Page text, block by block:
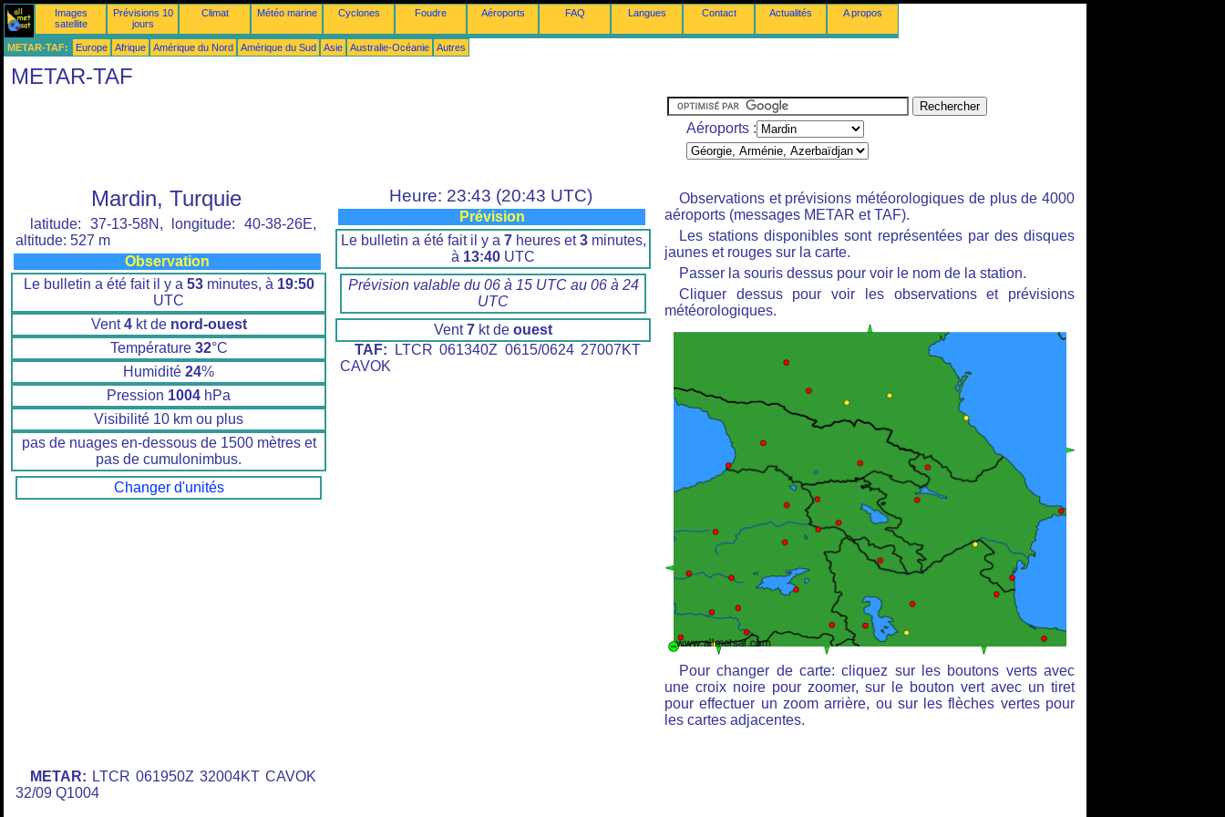
Images
satellite
Prévisions 10
jours
Climat Météo marine Cyclones Foudre Aéroports FAQ Langues Contact Actualités A propos
METAR-TAF: Europe Afrique Amérique du Nord Amérique du Sud Asie Australie-Océanie Autres
METAR-TAF
Aéroports :
Mardin, Turquie
latitude: 37-13-58N, longitude: 40-38-26E,
altitude: 527 m
Observation
Le bulletin a été fait il y a 53minutes, à 19:50
UTC
Vent4kt de nord-ouest
Température 32°C
Humidité 24%
Pression 1004 hPa
Visibilité 10 km ou plus
pas de nuages en-dessous de 1500 mètres et
pas de cumulonimbus.
Changer d'unités
METAR: LTCR 061950Z 32004KT CAVOK
32/09 Q1004
Heure: 23:43 (20:43 UTC)
Prévision
Le bulletin a été fait il y a 7heures et3minutes,
à 13:40 UTC
Prévision valable du 06 à 15 UTC au 06 à 24
UTC
Vent7 kt de ouest
TAF: LTCR 061340Z 0615/0624 27007KT
CAVOK
Observations et prévisions météorologiques de plus de 4000
aéroports (messages METAR et TAF).
Les stations disponibles sont représentées par des disques
jaunes et rouges sur la carte.
Passer la souris dessus pour voir le nom de la station.
Cliquer dessus pour voir les observations et prévisions
météorologiques.
Pour changer de carte: cliquez sur les boutons verts avec
une croix noire pour zoomer, sur le bouton vert avec un tiret
pour effectuer un zoom arrière, ou sur les flèches vertes pour
les cartes adjacentes.